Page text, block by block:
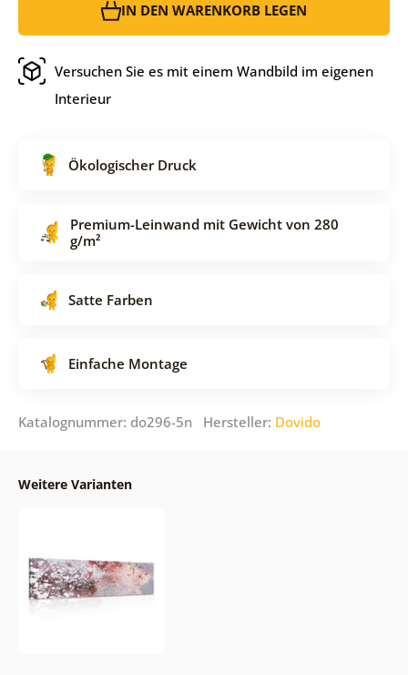
IN DEN WARENKORB LEGEN
Versuchen Sie es mit einem Wandbild im eigenen
Interieur
Ökologischer Druck
Premium-Leinwand mit Gewicht von 280
g/m²
Satte Farben
Einfache Montage
Katalognummer: do296-5n Hersteller: Dovido
Weitere Varianten